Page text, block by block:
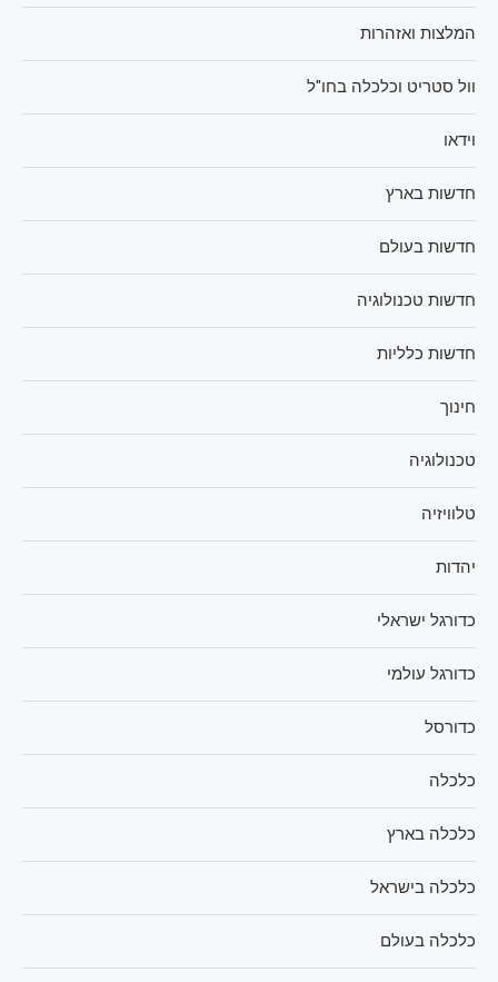
המלצות ואזהרות
וול סטריט וכלכלה בחו"ל
וידאו
חדשות בארץ
חדשות בעולם
חדשות טכנולוגיה
חדשות כלליות
חינוך
טכנולוגיה
טלוויזיה
יהדות
כדורגל ישראלי
כדורגל עולמי
כדורסל
כלכלה
כלכלה בארץ
כלכלה בישראל
כלכלה בעולם